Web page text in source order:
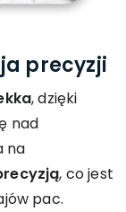
precyzji
, dzięki
nad
na
, co jest
pac.